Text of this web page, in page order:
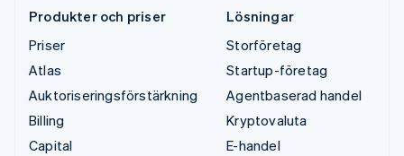
Produkter och priser
Priser
Atlas
Auktoriseringsförstärkning
Billing
Capital
Lösningar
Storföretag
Startup-företag
Agentbaserad handel
Kryptovaluta
E-handel